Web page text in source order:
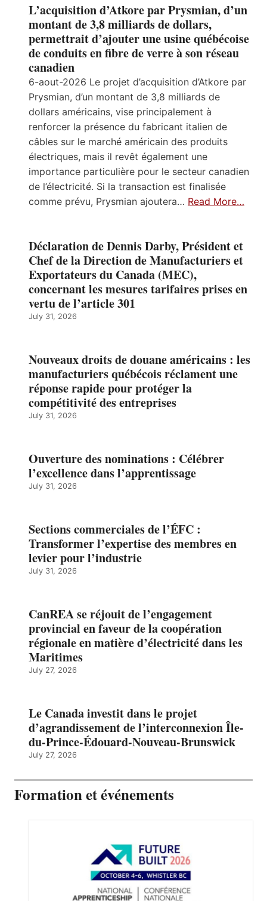
L’acquisition d’Atkore par Prysmian, d’un
montant de 3,8 milliards de dollars,
permettrait d’ajouter une usine québécoise
de conduits en fibre de verre à son réseau
canadien
6-aout-2026 Le projet d’acquisition d’Atkore par
Prysmian, d’un montant de 3,8 milliards de
dollars américains, vise principalement à
renforcer la présence du fabricant italien de
câbles sur le marché américain des produits
électriques, mais il revêt également une
importance particulière pour le secteur canadien
de l’électricité. Si la transaction est finalisée
comme prévu, Prysmian ajoutera… Read More…
Déclaration de Dennis Darby, Président et
Chef de la Direction de Manufacturiers et
Exportateurs du Canada (MEC),
concernant les mesures tarifaires prises en
vertu de l’article 301
July 31, 2026
Nouveaux droits de douane américains : les
manufacturiers québécois réclament une
réponse rapide pour protéger la
compétitivité des entreprises
July 31, 2026
Ouverture des nominations : Célébrer
l’excellence dans l’apprentissage
July 31, 2026
Sections commerciales de l’ÉFC :
Transformer l’expertise des membres en
levier pour l’industrie
July 31, 2026
CanREA se réjouit de l’engagement
provincial en faveur de la coopération
régionale en matière d’électricité dans les
Maritimes
July 27, 2026
Le Canada investit dans le projet
d’agrandissement de l’interconnexion Île-
du-Prince-Édouard-Nouveau-Brunswick
July 27, 2026
Formation et événements